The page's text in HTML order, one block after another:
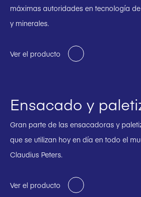
máximas autoridades en tecnología
y minerales.
Ver el producto
Ensacado y
Gran parte de las ensacadoras y
que se utilizan hoy en día en todo el
Claudius Peters.
Ver el producto